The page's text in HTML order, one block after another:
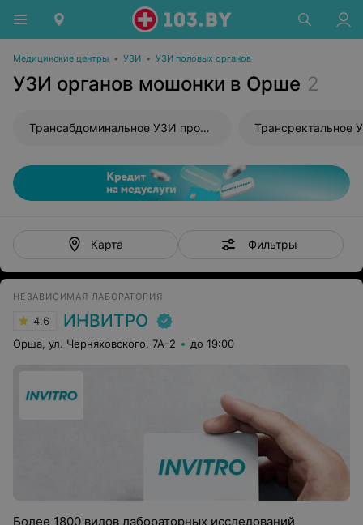
Медицинские центры • УЗИ • УЗИ половых органов
УЗИ органов мошонки в Орше 2
Трансабдоминальное УЗИ простаты Трансректальное
Карта Фильтры
НЕЗАВИСИМАЯ ЛАБОРАТОРИЯ
4.6 ИНВИТРО
Орша, ул. Черняховского, 7А-2 до 19:00
Более 1800 видов лабораторных исследований